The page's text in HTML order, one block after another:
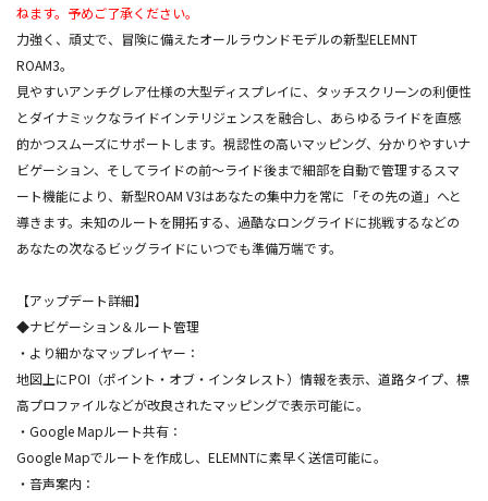
ねます。予めご了承ください。
力強く、頑丈で、冒険に備えたオールラウンドモデルの新型ELEMNT
ROAM3。
見やすいアンチグレア仕様の大型ディスプレイに、タッチスクリーンの利便性
とダイナミックなライドインテリジェンスを融合し、あらゆるライドを直感
的かつスムーズにサポートします。視認性の高いマッピング、分かりやすいナ
ビゲーション、そしてライドの前～ライド後まで細部を自動で管理するスマ
ート機能により、新型ROAM V3はあなたの集中力を常に「その先の道」へと
導きます。未知のルートを開拓する、過酷なロングライドに挑戦するなどの
あなたの次なるビッグライドにいつでも準備万端です。
【アップデート詳細】
◆ナビゲーション＆ルート管理
・より細かなマップレイヤー：
地図上にPOI（ポイント・オブ・インタレスト）情報を表示、道路タイプ、標
高プロファイルなどが改良されたマッピングで表示可能に。
・Google Mapルート共有：
Google Mapでルートを作成し、ELEMNTに素早く送信可能に。
・音声案内：